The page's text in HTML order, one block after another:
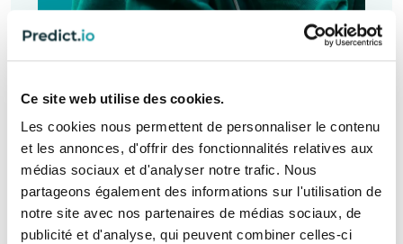
Ce site web utilise des cookies.
Les cookies nous permettent de personnaliser le contenu
et les annonces, d'offrir des fonctionnalités relatives aux
médias sociaux et d'analyser notre trafic. Nous
partageons également des informations sur l'utilisation de
notre site avec nos partenaires de médias sociaux, de
publicité et d'analyse, qui peuvent combiner celles-ci
Audio Ads
Advertise on the world’s largest audio
streaming platformswith675M+ monthly
active listeners.